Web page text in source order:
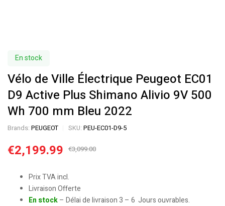
En stock
Vélo de Ville Électrique Peugeot EC01
D9 Active Plus Shimano Alivio 9V 500
Wh 700 mm Bleu 2022
Brands: PEUGEOT SKU: PEU-EC01-D9-5
€3,099.00
€2,199.99
Prix TVA incl.
Livraison Offerte
En stock– Délai de livraison 3 – 6 Jours ouvrables.